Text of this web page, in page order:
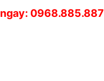
0968.885.887